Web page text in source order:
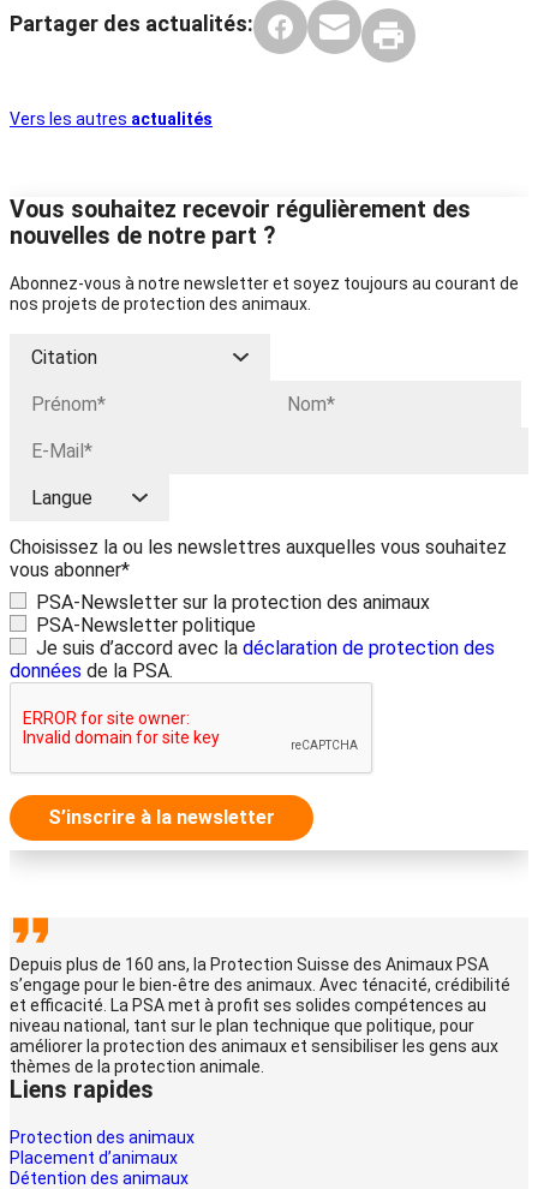
Partager des actualités:
Vers les autres actualités
Vous souhaitez recevoir régulièrement des
nouvelles de notre part ?
Abonnez-vous à notre newsletter et soyez toujours au courant de
nos projets de protection des animaux.
Choisissez la ou les newslettres auxquelles vous souhaitez
vous abonner*
PSA-Newsletter sur la protection des animaux
PSA-Newsletter politique
Je suis d’accord avec la déclaration de protection des
données de la PSA.
S’inscrire à la newsletter
Depuis plus de 160 ans, la Protection Suisse des Animaux PSA
s’engage pour le bien-être des animaux. Avec ténacité, crédibilité
et efficacité. La PSA met à profit ses solides compétences au
niveau national, tant sur le plan technique que politique, pour
améliorer la protection des animaux et sensibiliser les gens aux
thèmes de la protection animale.
Liens rapides
Protection des animaux
Placement d’animaux
Détention des animaux